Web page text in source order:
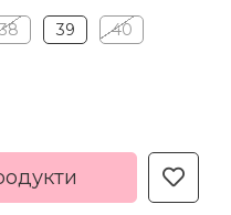
38 39 40